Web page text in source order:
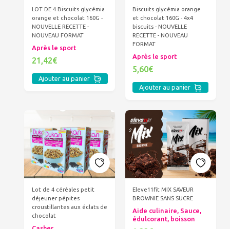
LOT DE 4 Biscuits glycémia
orange et chocolat 160G -
NOUVELLE RECETTE -
NOUVEAU FORMAT
Après le sport
21,42€
Ajouter au panier
Biscuits glycémia orange
et chocolat 160G - 4x4
biscuits - NOUVELLE
RECETTE - NOUVEAU
FORMAT
Après le sport
5,60€
Ajouter au panier
Lot de 4 céréales petit
déjeuner pépites
croustillantes aux éclats de
chocolat
Eleve11fit MIX SAVEUR
BROWNIE SANS SUCRE
Aide culinaire, Sauce,
édulcorant, boisson